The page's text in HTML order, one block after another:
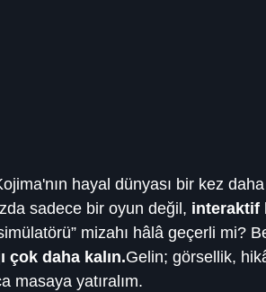
hayal dünyası bir kez
sadece bir oyun değil, interaktif
mizahı hâlâ geçerli mi?
çok daha kalın.Gelin; görsellik,
masaya yatıralım.